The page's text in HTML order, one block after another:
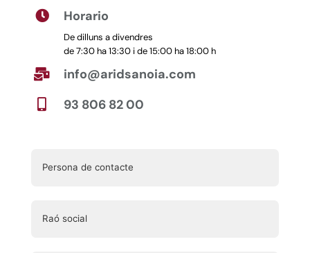
 Horario
De dilluns a divendres
de 7:30 ha 13:30 i de 15:00 ha 18:00 h
 info@aridsanoia.com
 93 806 82 00